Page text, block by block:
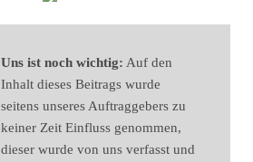
Uns ist noch wichtig: Auf den
Inhalt dieses Beitrags wurde
seitens unseres Auftraggebers zu
keiner Zeit Einfluss genommen,
dieser wurde von uns verfasst und